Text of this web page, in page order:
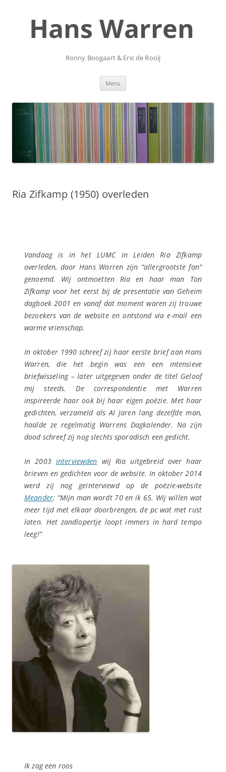
inhoudHans Warren
Ronny Boogaart & Eric de Rooij
Menu
Ria Zifkamp (1950) overleden
Vandaag is in het LUMC in Leiden Ria Zifkamp
overleden, door Hans Warren zijn “allergrootste fan”
genoemd. Wij ontmoetten Ria en haar man Ton
Zifkamp voor het eerst bij de presentatie van Geheim
dagboek 2001 en vanaf dat moment waren zij trouwe
bezoekers van de website en ontstond via e-mail een
warme vrienschap.
In oktober 1990 schreef zij haar eerste brief aan Hans
Warren, die het begin was een een intensieve
briefwisseling – later uitgegeven onder de titel Geloof
mij steeds. De correspondentie met Warren
inspireerde haar ook bij haar eigen poëzie. Met haar
gedichten, verzameld alsAl jaren lang dezelfde man,
haalde ze regelmatig Warrens Dagkalender. Na zijn
dood schreef zij nog slechts sporadisch een gedicht.
In 2003 interviewden wij Ria uitgebreid over haar
brieven en gedichten voor de website. In oktober 2014
werd zij nog geïnterviewd op de poëzie-website
Meander: “Mijn man wordt 70 en ik 65. Wij willen wat
meer tijd met elkaar doorbrengen, de pc wat met rust
laten. Het zandlopertje loopt immers in hard tempo
leeg!”
Ik zag een roos